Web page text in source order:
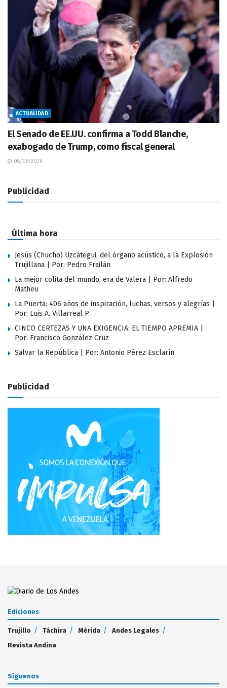
ACTUALIDAD
El Senado de EE.UU. confirma a Todd Blanche,
exabogado de Trump, como fiscal general
08/08/2026
Publicidad
Última hora
Jesús (Chucho) Uzcátegui, del órgano acústico, a la Explosión
Trujillana | Por: Pedro Frailán
La mejor colita del mundo, era de Valera | Por: Alfredo
Matheu
La Puerta: 406 años de inspiración, luchas, versos y alegrías |
Por: Luis A. Villarreal P.
CINCO CERTEZAS Y UNA EXIGENCIA: EL TIEMPO APREMIA |
Por: Francisco González Cruz
Salvar la República | Por: Antonio Pérez Esclarín
Publicidad
Ediciones
Trujillo Táchira Mérida
Andes Legales
Revista Andina
Síguenos